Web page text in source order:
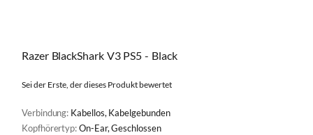
Razer BlackShark V3 PS5 - Black
Sei der Erste, der dieses Produkt bewertet
Verbindung: Kabellos, Kabelgebunden
Kopfhörertyp:On-Ear, Geschlossen